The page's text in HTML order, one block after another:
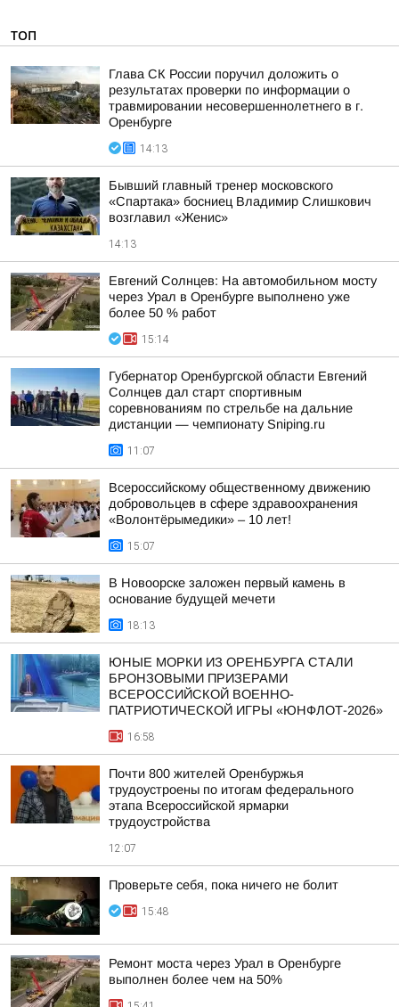
ТОП
Глава СК России поручил доложить о
результатах проверки по информации о
травмировании несовершеннолетнего в г.
Оренбурге
14:13
Бывший главный тренер московского
«Спартака» босниец Владимир Слишкович
возглавил «Женис»
14:13
Евгений Солнцев: На автомобильном мосту
через Урал в Оренбурге выполнено уже
более 50 % работ
15:14
Губернатор Оренбургской области Евгений
Солнцев дал старт спортивным
соревнованиям по стрельбе на дальние
дистанции — чемпионату Sniping.ru
11:07
Всероссийскому общественному движению
добровольцев в сфере здравоохранения
«Волонтёрымедики» – 10 лет!
15:07
В Новоорске заложен первый камень в
основание будущей мечети
18:13
ЮНЫЕ МОРКИ ИЗ ОРЕНБУРГА СТАЛИ
БРОНЗОВЫМИ ПРИЗЕРАМИ
ВСЕРОССИЙСКОЙ ВОЕННО-
ПАТРИОТИЧЕСКОЙ ИГРЫ «ЮНФЛОТ-2026»
16:58
Почти 800 жителей Оренбуржья
трудоустроены по итогам федерального
этапа Всероссийской ярмарки
трудоустройства
12:07
Проверьте себя, пока ничего не болит
15:48
Ремонт моста через Урал в Оренбурге
выполнен более чем на 50%